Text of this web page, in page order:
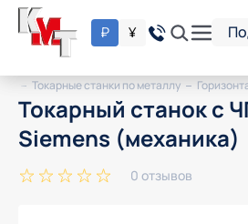
₽ ¥
Токарные станки по металлу
Токарный станок с
Siemens (механика)
0 отзывов